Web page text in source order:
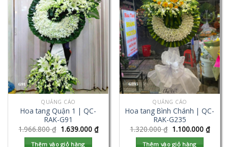
QUẢNG CÁO
Hoa tang Quận 1 | QC-
RAK-G91
1.966.800₫ 1.639.000 ₫
Thêm vào giỏ hàng
QUẢNG CÁO
Hoa tang Bình Chánh | QC-
RAK-G235
1.320.000₫ 1.100.000 ₫
Thêm vào giỏ hàng